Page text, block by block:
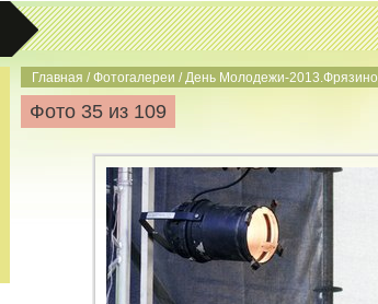
Главная /Фотогалереи / День Молодежи-2013.Фрязино
Фото 35 из 109